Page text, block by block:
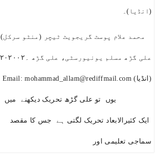
(انڈیا)۔
محمد علام پوسٹ گریجویٹ ٹیچر (منٹو سرکل)
(انڈیا) Email: mohammad_allam@rediffmail.com
یوں تو علی گڑھ تحریک دیکھنے میں
ایک کثیرالابعاد تحریک لگتی ہے جس کا مقصد
سماجی تعلیمی اور